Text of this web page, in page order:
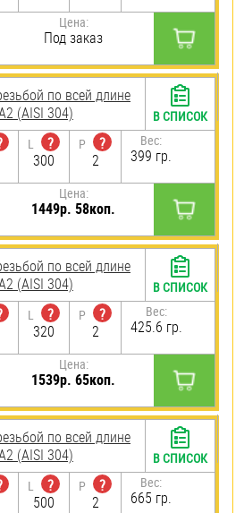
Цена:
Под заказ
по всей длине
(AISI 304)
L
?
300
P
?
2
Вес:
399 гр.
Цена:
1449р. 58коп.
В СПИСОК
по всей длине
(AISI 304)
L
?
320
P
?
2
Вес:
425.6 гр.
Цена:
1539р. 65коп.
В СПИСОК
по всей длине
(AISI 304)
L
?
500
P
?
2
Вес:
665 гр.
В СПИСОК